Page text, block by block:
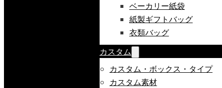
ベーカリー紙袋
紙製ギフトバッグ
衣類バッグ
カスタム
カスタム・ボックス・タイプ
カスタム素材